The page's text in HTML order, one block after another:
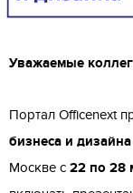
Уважаемые
Портал Officenext
бизнеса и
Москве с 22 по 28